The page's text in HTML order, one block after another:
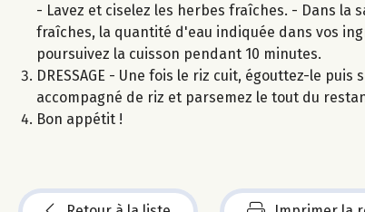
- Lavez et ciselez les herbes fraîches. - Dans la
fraîches, la quantité d'eau indiquée dans vos
poursuivez la cuisson pendant 10 minutes.
DRESSAGE - Une fois le riz cuit, égouttez-le
accompagné de riz et parsemez le tout du
Bon appétit !